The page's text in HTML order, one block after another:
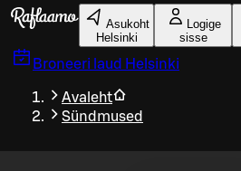
Liigu peamise sisu juurde
Asukoht
Helsinki
Logige
sisse
Broneeri laud Helsinki
Avaleht
Sündmused